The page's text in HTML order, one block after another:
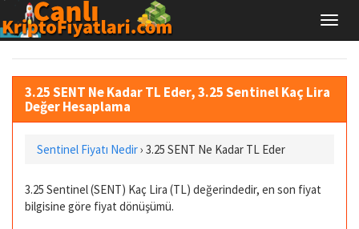
3.25 SENT Ne Kadar TL Eder, 3.25 Sentinel Kaç Lira
Değer Hesaplama
Sentinel Fiyatı Nedir› 3.25 SENT Ne Kadar TL Eder
3.25 Sentinel (SENT) Kaç Lira (TL) değerindedir, en son fiyat
bilgisine göre fiyat dönüşümü.